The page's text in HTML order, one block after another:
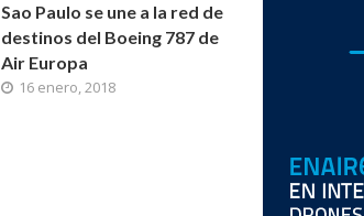
Sao Paulo se une a la red de
destinos del Boeing 787 de
Air Europa
16 enero, 2018